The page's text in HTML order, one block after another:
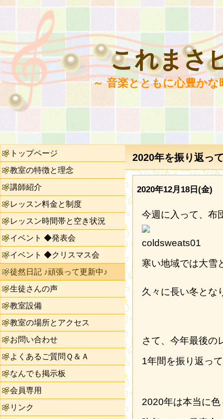
これまさ
～ 音楽とともに心豊か
2020年を振り返っ
2020年12月18日(金)
今週に入って、布
寒い地域では大雪
久々に長い冬とな
さて、今年最後の
1年間を振り返っ
2020年は本当に
トップページ
教室の特徴と理念
講師紹介
レッスン料金と制度
レッスン時間帯と空き状況
イベント ◆発表会
イベント ◆クリスマス会
徒然日記 ♪頑張って更新中♪
生徒さんの声
教室設備
教室の場所とアクセス
お問い合わせ
よくあるご質問Ｑ＆Ａ
なんでも掲示板
会員専用
リンク